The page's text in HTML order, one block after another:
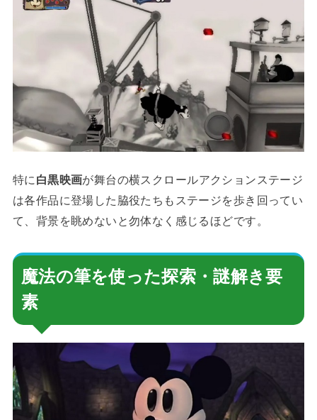
特に 白黒映画が舞台の横スクロールアクションステージ
は各作品に登場した脇役たちもステージを歩き回ってい
て、背景を眺めないと勿体なく感じるほどです。
魔法の筆を使った探索・謎解き要
素